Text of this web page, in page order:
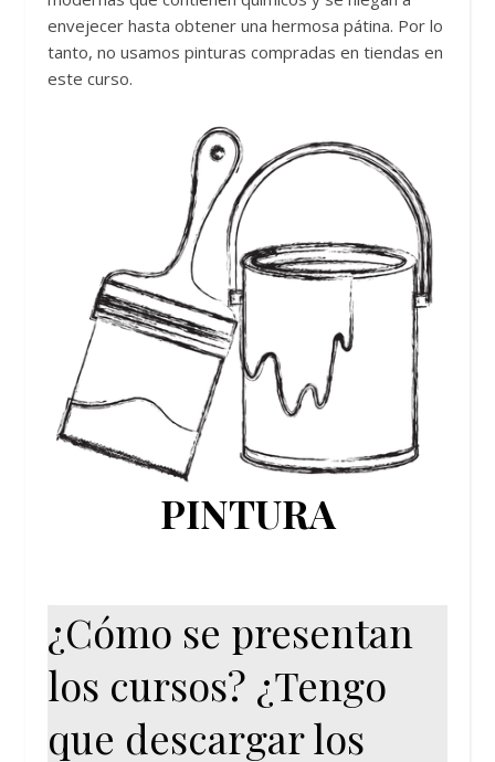
envejecer hasta obtener una hermosa pátina. Por lo
tanto, no usamos pinturas compradas en tiendas en
este curso.
PINTURA
¿Cómo se presentan
los cursos? ¿Tengo
que descargar los